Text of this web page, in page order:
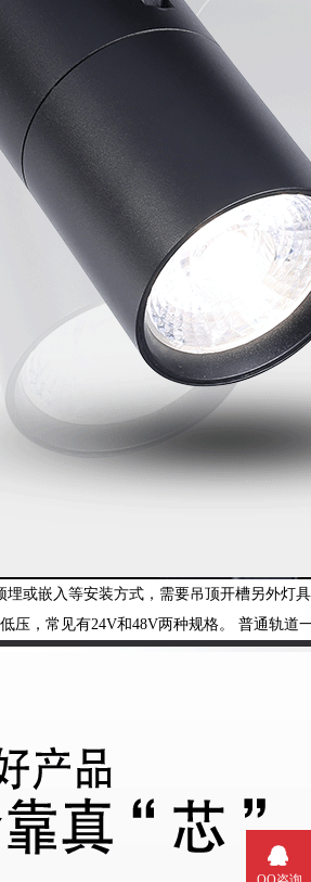
埋或嵌入等安装方式，需要吊顶开槽另外灯
，常见有24V和48V两种规格。 普通轨道